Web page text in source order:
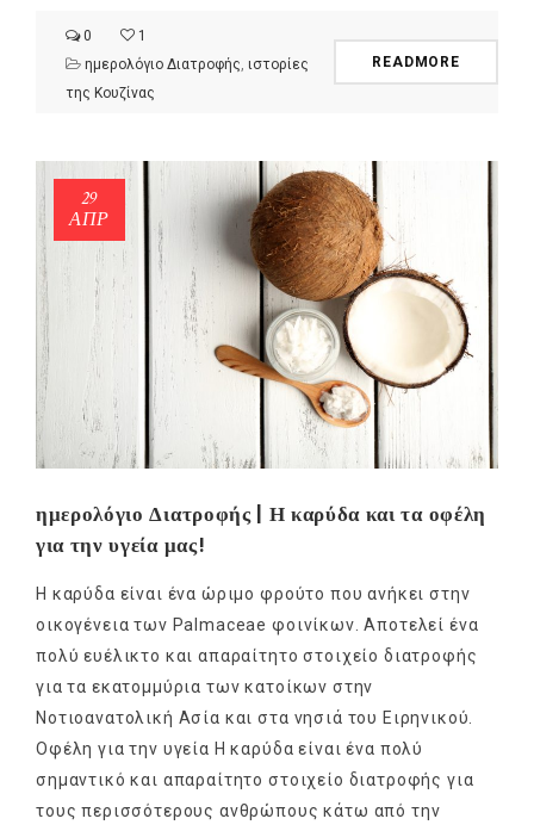
0
1
ημερολόγιο Διατροφής ιστορίες
της Κουζίνας
READMORE
29
ΑΠΡ
ημερολόγιο Διατροφής | Η καρύδα και τα οφέλη
για την υγεία μας!
Η καρύδα είναι ένα ώριμο φρούτο που ανήκει στην
οικογένεια των Palmaceae φοινίκων. Αποτελεί ένα
πολύ ευέλικτο και απαραίτητο στοιχείο διατροφής
για τα εκατομμύρια των κατοίκων στην
Νοτιοανατολική Ασία και στα νησιά του Ειρηνικού.
Οφέλη για την υγεία Η καρύδα είναι ένα πολύ
σημαντικό και απαραίτητο στοιχείο διατροφής για
τους περισσότερους ανθρώπους κάτω από την